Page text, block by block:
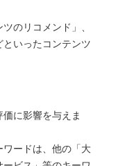
のリコメンド」、
いったコンテンツ
に影響を与えま
ードは、他の「大